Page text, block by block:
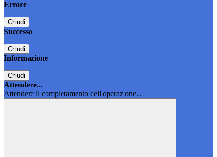
Errore
Chiudi
Successo
Chiudi
Informazione
Chiudi
Attendere...
Attendere il completamento dell'operazione...